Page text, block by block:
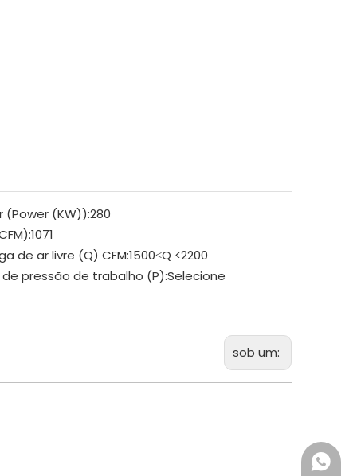
(Power (KW)):280
1071
de ar livre (Q) CFM:1500≤Q <2200
de pressão de trabalho (P):Selecione
sob um:
+86